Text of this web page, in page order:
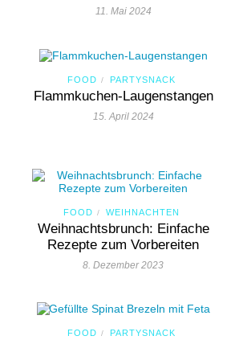
11. Mai 2024
FOOD / PARTYSNACK
Flammkuchen-Laugenstangen
15. April 2024
FOOD / WEIHNACHTEN
Weihnachtsbrunch: Einfache
Rezepte zum Vorbereiten
8. Dezember 2023
FOOD / PARTYSNACK